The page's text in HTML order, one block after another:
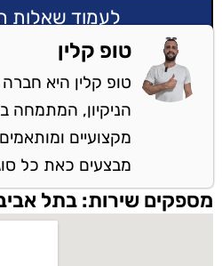
לעמוד שאלות
טופ קלין
טופ קלין היא
הניקיון, המתמחה
מקצועיים
מבצעים כאת כל
מספקים שירות: בתל